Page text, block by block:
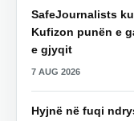
SafeJournalists
Kufizon punën e
e gjyqit
7 AUG 2026
Hyjnë në fuqi